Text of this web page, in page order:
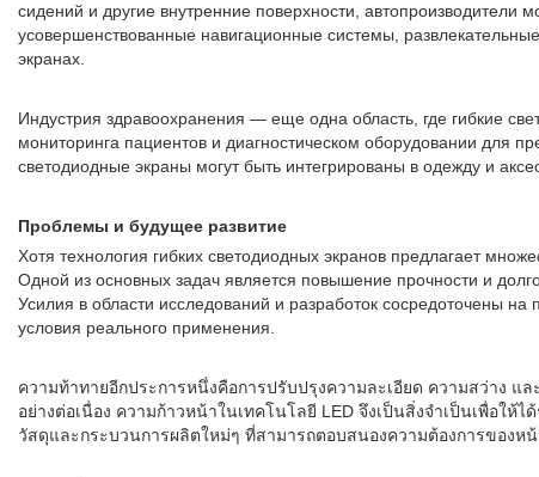
сидений и другие внутренние поверхности, автопроизводители
усовершенствованные навигационные системы,
экранах.
Индустрия здравоохранения — еще одна область, где гибкие
мониторинга пациентов и диагностическом оборудовании для
светодиодные экраны могут быть интегрированы в одежду и
Проблемы и будущее развитие
Хотя технология гибких светодиодных экранов предлагает
Одной из основных задач является повышение прочности и
Усилия в области исследований и разработок сосредоточены
условия реального применения.
ความท้าทายอีกประการหนึ่งคือการปรับปรุงความละเอียด ความสว่าง
อย่างต่อเนื่อง ความก้าวหน้าในเทคโนโลยี LED จึงเป็นสิ่งจำเป็นเพื่อใ
วัสดุและกระบวนการผลิตใหม่ๆ ที่สามารถตอบสนองความต้องการของห